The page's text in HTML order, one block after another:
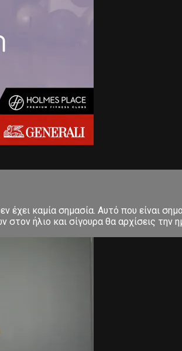
καμία σημασία. Αυτό που είναι
ήλιο και σίγουρα θα αρχίσεις την